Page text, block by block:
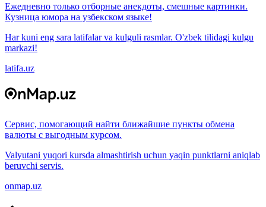
Ежедневно только отборные анекдоты, смешные картинки.
Кузница юмора на узбекском языке!
Har kuni eng sara latifalar va kulguli rasmlar. O'zbek tilidagi kulgu
markazi!
latifa.uz
Сервис, помогающий найти ближайшие пункты обмена
валюты с выгодным курсом.
Valyutani yuqori kursda almashtirish uchun yaqin punktlarni aniqlab
beruvchi servis.
onmap.uz